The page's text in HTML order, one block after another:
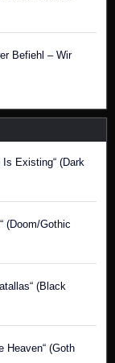
Befiehl – Wir
Is Existing“ (Dark
(Doom/Gothic
(Black
Heaven“ (Goth